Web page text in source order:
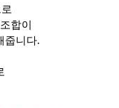
합이
줍니다.